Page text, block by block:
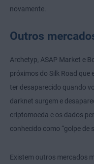
novamente.
Outros
Archetyp, ASAP Market e
próximos do Silk Road que
ter desaparecido quando
darknet surgem e
criptomoeda e os dados
conhecido como “golpe de
Existem outros mercados